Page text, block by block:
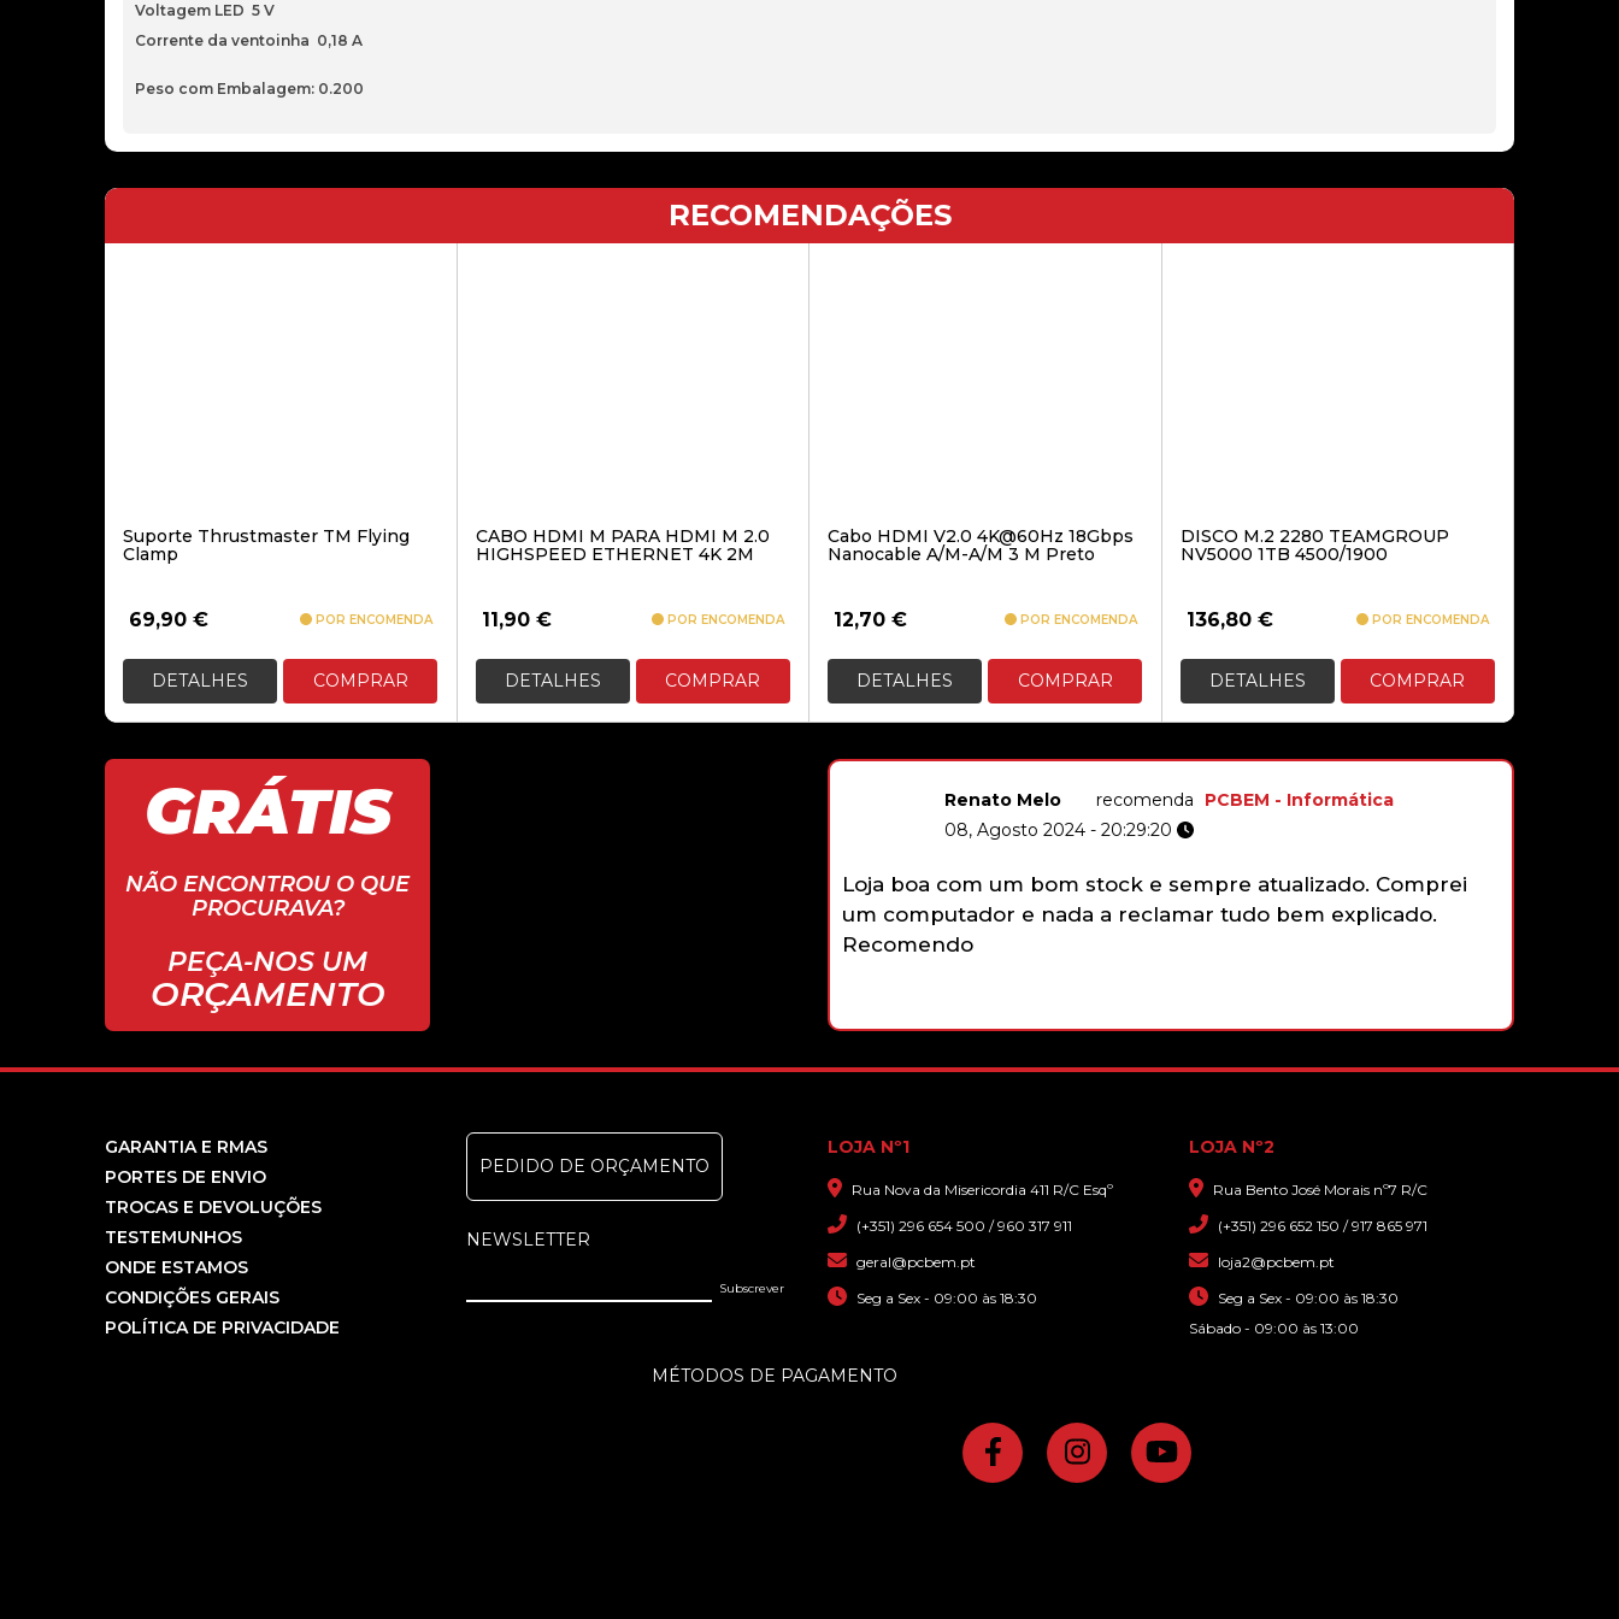
29,90€
VENTOINHA 120MM NOX
Voltagem LED 5 V
Corrente da ventoinha 0,18 A
Peso com Embalagem: 0.200
RECOMENDAÇÕES
Suporte Thrustmaster TM Flying
Clamp
69,90 € POR ENCOMENDA
DETALHES COMPRAR
CABO HDMI M PARA HDMI M 2.0
HIGHSPEED ETHERNET 4K 2M
11,90 € POR ENCOMENDA
DETALHES COMPRAR
Cabo HDMI V2.0 4K@60Hz 18Gbps
Nanocable A/M-A/M 3 M Preto
12,70 € POR ENCOMENDA
DETALHES COMPRAR
DISCO M.2 2280 TEAMGROUP
NV5000 1TB 4500/1900
136,80 € POR ENCOMENDA
DETALHES COMPRAR
GRÁTIS
NÃO ENCONTROU O QUE
PROCURAVA?
PEÇA-NOS UM
ORÇAMENTO
Renato Melo recomenda
PCBEM - Informática
08, Agosto 2024 - 20:29:20
Loja boa com um bom stock e sempre atualizado. Comprei
um computador e nada a reclamar tudo bem explicado.
Recomendo
GARANTIA E RMAS
PORTES DE ENVIO
TROCAS E DEVOLUÇÕES
TESTEMUNHOS
ONDE ESTAMOS
CONDIÇÕES GERAIS
POLÍTICA DE PRIVACIDADE
PEDIDO DE ORÇAMENTO
NEWSLETTER
LOJA Nº1
Rua Nova da Misericordia 411 R/C Esqº
(+351) 296 654 500 / 960 317 911
geral@pcbem.pt
Seg a Sex - 09:00 às 18:30
LOJA Nº2
Rua Bento José Morais nº7 R/C
(+351) 296 652 150 / 917 865 971
loja2@pcbem.pt
Seg a Sex - 09:00 às 18:30
Sábado - 09:00 às 13:00
MÉTODOS DE PAGAMENTO